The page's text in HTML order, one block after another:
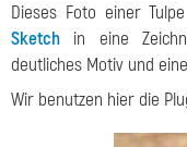
Dieses Foto einer
Sketch in eine
deutliches Motiv und
Wir benutzen hier die